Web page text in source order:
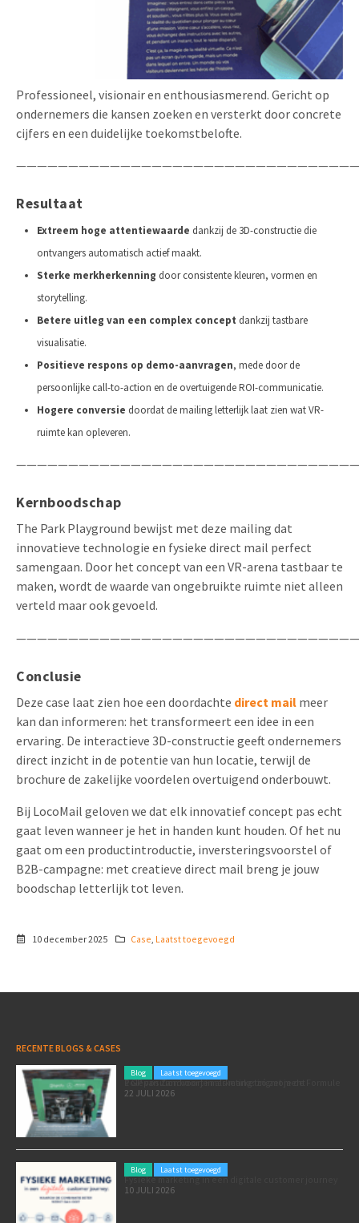
Professioneel, visionair en enthousiasmerend. Gericht op
ondernemers die kansen zoeken en versterkt door concrete
cijfers en een duidelijke toekomstbelofte.
Resultaat
Extreem hoge attentiewaarde dankzij de 3D-constructie die
ontvangers automatisch actief maakt.
Sterke merkherkenning door consistente kleuren, vormen en
storytelling.
Betere uitleg van een complex concept dankzij tastbare
visualisatie.
Positieve respons op demo-aanvragen, mede door de
persoonlijke call-to-action en de overtuigende ROI-communicatie.
Hogere conversie doordat de mailing letterlijk laat zien wat VR-
ruimte kan opleveren.
Kernboodschap
The Park Playground bewijst met deze mailing dat
innovatieve technologie en fysieke direct mail perfect
samengaan. Door het concept van een VR-arena tastbaar te
maken, wordt de waarde van ongebruikte ruimte niet alleen
verteld maar ook gevoeld.
Conclusie
Deze case laat zien hoe een doordachte direct mail meer
kan dan informeren: het transformeert een idee in een
ervaring. De interactieve 3D-constructie geeft ondernemers
direct inzicht in de potentie van hun locatie, terwijl de
brochure de zakelijke voordelen overtuigend onderbouwt.
Bij LocoMail geloven we dat elk innovatief concept pas echt
gaat leven wanneer je het in handen kunt houden. Of het nu
gaat om een productintroductie, inversteringsvoorstel of
B2B-campagne: met creatieve direct mail breng je jouw
boodschap letterlijk tot leven.
10 december 2025 Case, Laatst toegevoegd
RECENTE BLOGS & CASES
Blog Laatst toegevoegd
Poleposition voor je marketing: zó zet je de Formule 1 GP van Zandvoort in als marketingmoment
22 JULI 2026
Blog Laatst toegevoegd
Fysieke marketing in een digitale customer journey
10 JULI 2026